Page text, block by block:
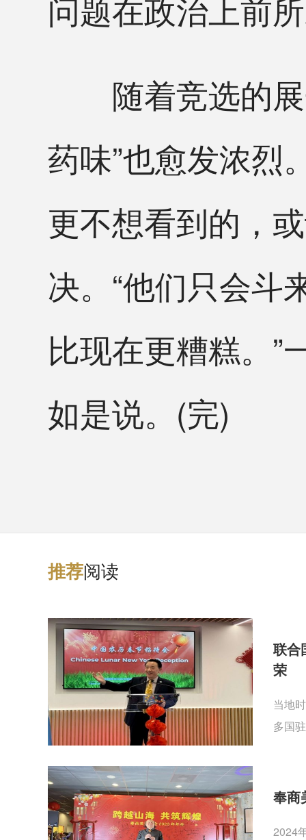
问题在政治上前
随着竞选的展
药味”也愈发浓烈
更不想看到的，
决。“他们只会斗
比现在更糟糕。”
如是说。(完)
推荐阅读
联合
荣
当地
多国
奉商
2024